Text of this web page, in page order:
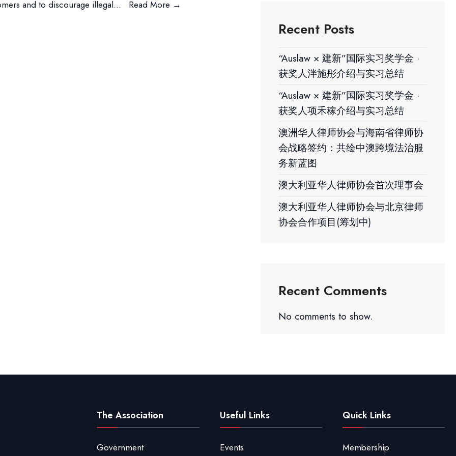
and to discourage illegal... Read More →
Recent Posts
“Auslaw × 建新”国际实习奖学金 ·
获奖人泮施彤介绍与实习总结
“Auslaw × 建新”国际实习奖学金 ·
获奖人项禾稼介绍与实习总结
澳洲华人律师协会与海南省律师协
会战略签约：共绘中澳跨境法治服
务新蓝图
澳大利亚华人律师协会首次理事会
澳大利亚华人律师协会与北京律师
协会合作项目(筹划中)
Recent Comments
No comments to show.
The Association
Government
Useful Links
Events
Quick Links
Membership